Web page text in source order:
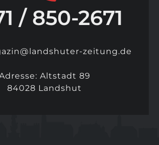
/ 850-2671​
zeitung.de
Altstadt 89
84028 Landshut